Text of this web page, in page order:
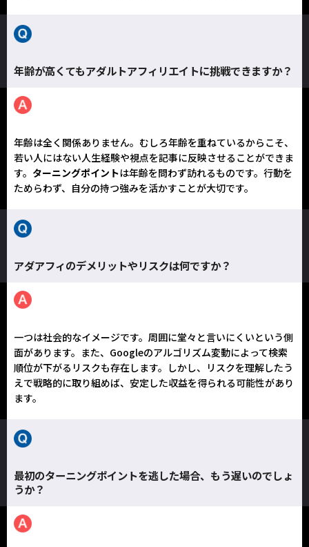
年齢が高くてもアダルトアフィリエイトに挑戦できますか？
年齢は全く関係ありません。むしろ年齢を重ねているからこそ、
若い人にはない人生経験や視点を記事に反映させることができま
す。 ターニングポイントは年齢を問わず訪れるものです。行動を
ためらわず、自分の持つ強みを活かすことが大切です。
アダアフィのデメリットやリスクは何ですか？
一つは社会的なイメージです。周囲に堂々と言いにくいという側
面があります。また、Googleのアルゴリズム変動によって検索
順位が下がるリスクも存在します。しかし、リスクを理解したう
えで戦略的に取り組めば、安定した収益を得られる可能性があり
ます。
最初のターニングポイントを逃した場合、もう遅いのでしょ
うか？